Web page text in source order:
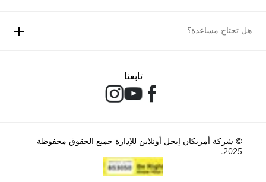
هل تحتاج مساعدة؟
تابعنا
© شركة أمريكان إيجل أونلاين للإدارة جميع الحقوق محفوظة
2025.